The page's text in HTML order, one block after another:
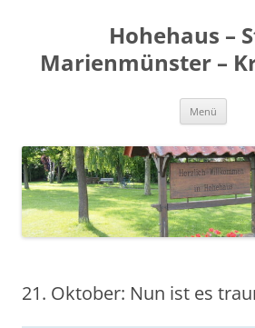
Hohehaus –
Marienmünster –
Menü
21. Oktober: Nun ist es